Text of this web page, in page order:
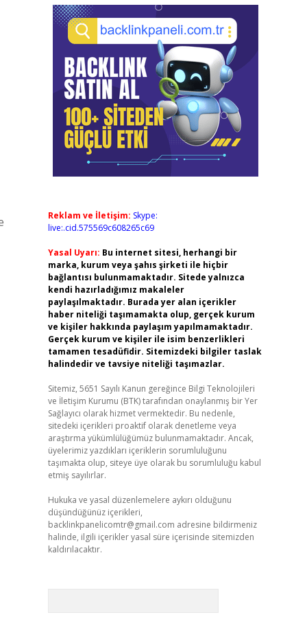
Reklam ve İletişim: Skype:
live:.cid.575569c608265c69
Yasal Uyarı: Bu internet sitesi, herhangi bir
marka, kurum veya şahıs şirketi ile hiçbir
bağlantısı bulunmamaktadır. Sitede yalnızca
kendi hazırladığımız makaleler
paylaşılmaktadır. Burada yer alan içerikler
haber niteliği taşımamakta olup, gerçek kurum
ve kişiler hakkında paylaşım yapılmamaktadır.
Gerçek kurum ve kişiler ile isim benzerlikleri
tamamen tesadüfidir. Sitemizdeki bilgiler taslak
halindedir ve tavsiye niteliği taşımazlar.
Sitemiz, 5651 Sayılı Kanun gereğince Bilgi Teknolojileri
ve İletişim Kurumu (BTK) tarafından onaylanmış bir Yer
Sağlayıcı olarak hizmet vermektedir. Bu nedenle,
sitedeki içerikleri proaktif olarak denetleme veya
araştırma yükümlülüğümüz bulunmamaktadır. Ancak,
üyelerimiz yazdıkları içeriklerin sorumluluğunu
taşımakta olup, siteye üye olarak bu sorumluluğu kabul
etmiş sayılırlar.
Hukuka ve yasal düzenlemelere aykırı olduğunu
düşündüğünüz içerikleri,
backlinkpanelicomtr@gmail.com adresine bildirmeniz
halinde, ilgili içerikler yasal süre içerisinde sitemizden
kaldırılacaktır.